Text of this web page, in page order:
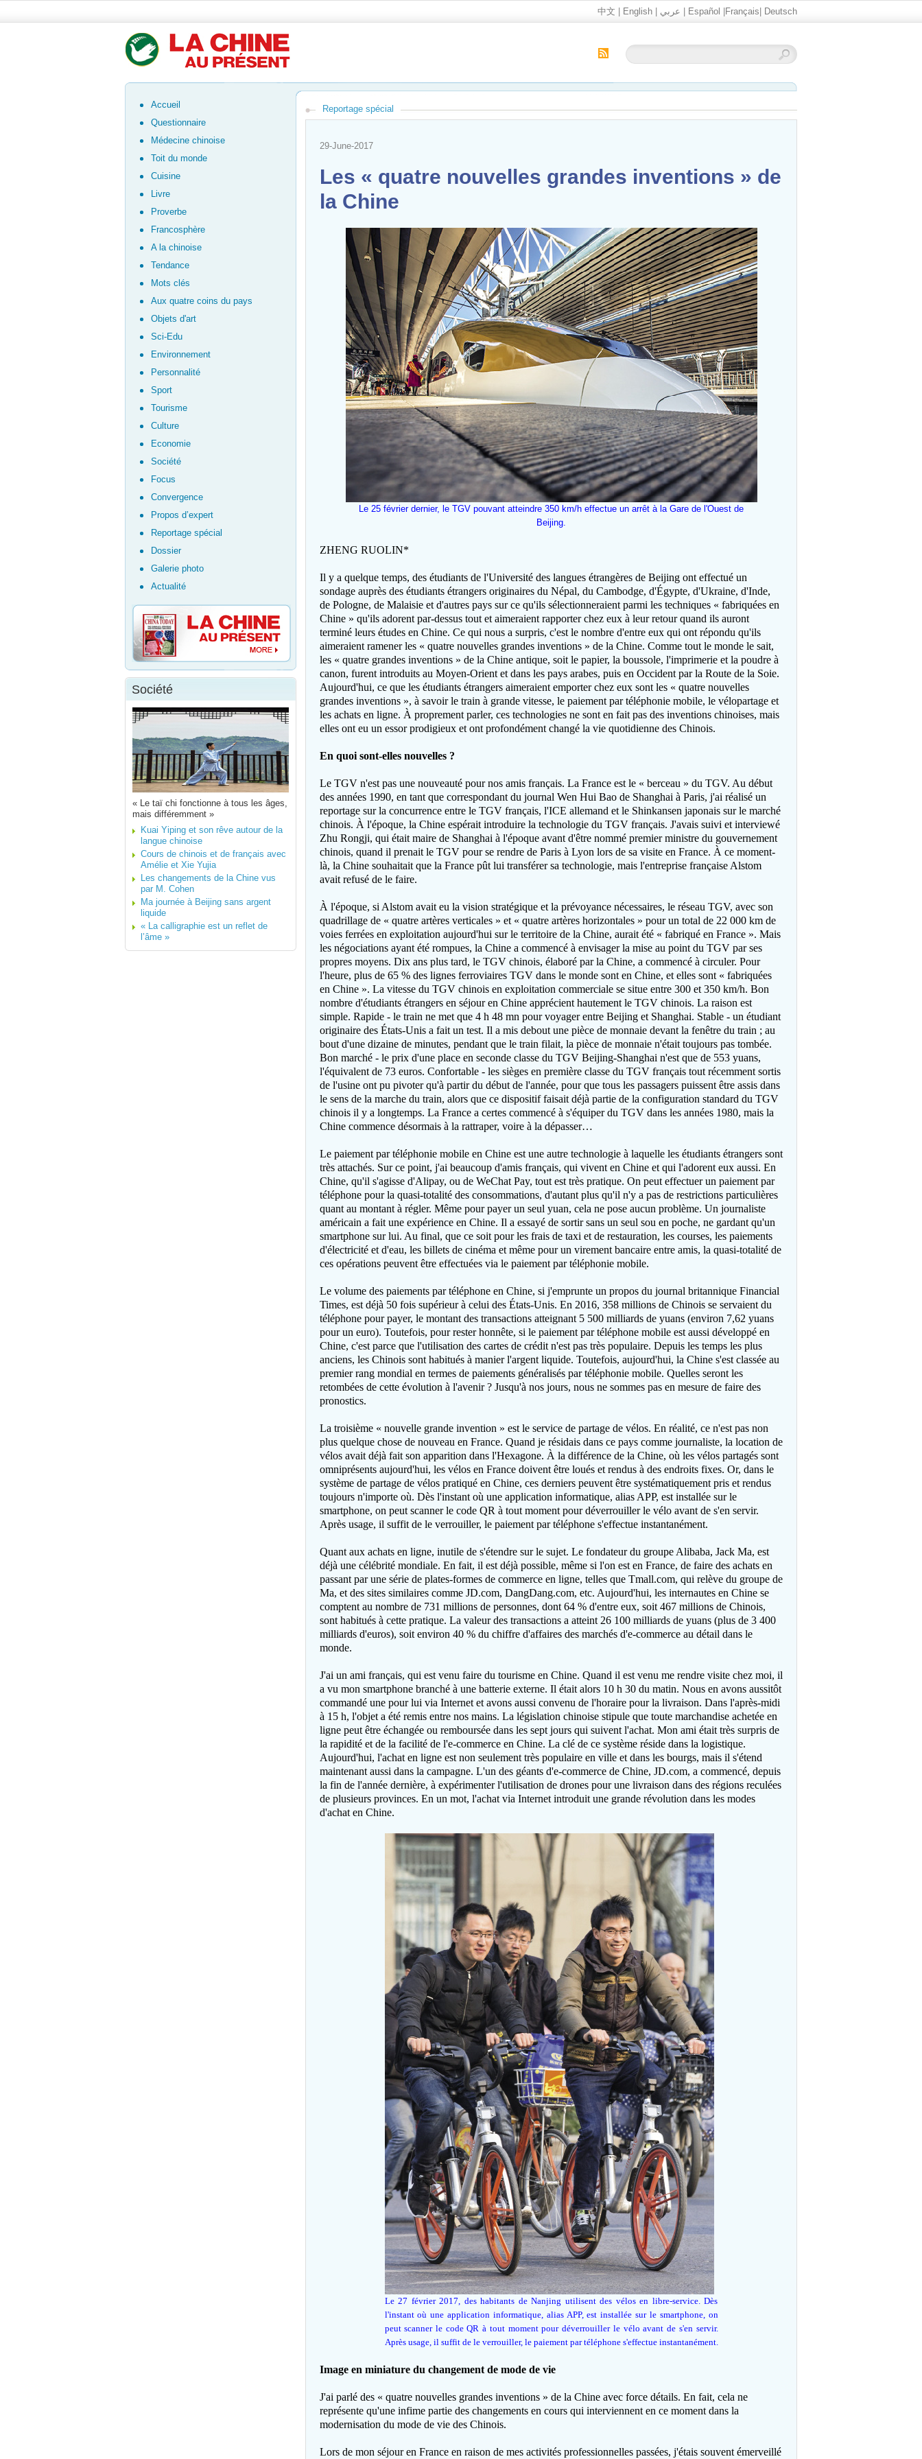
中文 English عربي Español Français Deutsch
Accueil
Questionnaire
Médecine chinoise
Toit du monde
Cuisine
Livre
Proverbe
Francosphère
A la chinoise
Tendance
Mots clés
Aux quatre coins du pays
Objets d'art
Sci-Edu
Environnement
Personnalité
Sport
Tourisme
Culture
Economie
Société
Focus
Convergence
Propos d’expert
Reportage spécial
Dossier
Galerie photo
Actualité
Société
« Le taï chi fonctionne à tous les âges,
mais différemment »
Kuai Yiping et son rêve autour de la
langue chinoise
Cours de chinois et de français avec
Amélie et Xie Yujia
Les changements de la Chine vus
par M. Cohen
Ma journée à Beijing sans argent
liquide
« La calligraphie est un reflet de
l’âme »
Reportage spécial
29-June-2017
Les « quatre nouvelles grandes inventions » de
la Chine
Le 25 février dernier, le TGV pouvant atteindre 350 km/h effectue un arrêt à la Gare de l'Ouest de
Beijing.
ZHENG RUOLIN*
Il y a quelque temps, des étudiants de l'Université des langues étrangères de Beijing ont effectué un
sondage auprès des étudiants étrangers originaires du Népal, du Cambodge, d'Égypte, d'Ukraine, d'Inde,
de Pologne, de Malaisie et d'autres pays sur ce qu'ils sélectionneraient parmi les techniques « fabriquées en
Chine » qu'ils adorent par-dessus tout et aimeraient rapporter chez eux à leur retour quand ils auront
terminé leurs études en Chine. Ce qui nous a surpris, c'est le nombre d'entre eux qui ont répondu qu'ils
aimeraient ramener les « quatre nouvelles grandes inventions » de la Chine. Comme tout le monde le sait,
les « quatre grandes inventions » de la Chine antique, soit le papier, la boussole, l'imprimerie et la poudre à
canon, furent introduits au Moyen-Orient et dans les pays arabes, puis en Occident par la Route de la Soie.
Aujourd'hui, ce que les étudiants étrangers aimeraient emporter chez eux sont les « quatre nouvelles
grandes inventions », à savoir le train à grande vitesse, le paiement par téléphonie mobile, le vélopartage et
les achats en ligne. À proprement parler, ces technologies ne sont en fait pas des inventions chinoises, mais
elles ont eu un essor prodigieux et ont profondément changé la vie quotidienne des Chinois.
En quoi sont-elles nouvelles ?
Le TGV n'est pas une nouveauté pour nos amis français. La France est le « berceau » du TGV. Au début
des années 1990, en tant que correspondant du journal Wen Hui Bao de Shanghai à Paris, j'ai réalisé un
reportage sur la concurrence entre le TGV français, l'ICE allemand et le Shinkansen japonais sur le marché
chinois. À l'époque, la Chine espérait introduire la technologie du TGV français. J'avais suivi et interviewé
Zhu Rongji, qui était maire de Shanghai à l'époque avant d'être nommé premier ministre du gouvernement
chinois, quand il prenait le TGV pour se rendre de Paris à Lyon lors de sa visite en France. À ce moment-
là, la Chine souhaitait que la France pût lui transférer sa technologie, mais l'entreprise française Alstom
avait refusé de le faire.
À l'époque, si Alstom avait eu la vision stratégique et la prévoyance nécessaires, le réseau TGV, avec son
quadrillage de « quatre artères verticales » et « quatre artères horizontales » pour un total de 22 000 km de
voies ferrées en exploitation aujourd'hui sur le territoire de la Chine, aurait été « fabriqué en France ». Mais
les négociations ayant été rompues, la Chine a commencé à envisager la mise au point du TGV par ses
propres moyens. Dix ans plus tard, le TGV chinois, élaboré par la Chine, a commencé à circuler. Pour
l'heure, plus de 65 % des lignes ferroviaires TGV dans le monde sont en Chine, et elles sont « fabriquées
en Chine ». La vitesse du TGV chinois en exploitation commerciale se situe entre 300 et 350 km/h. Bon
nombre d'étudiants étrangers en séjour en Chine apprécient hautement le TGV chinois. La raison est
simple. Rapide - le train ne met que 4 h 48 mn pour voyager entre Beijing et Shanghai. Stable - un étudiant
originaire des États-Unis a fait un test. Il a mis debout une pièce de monnaie devant la fenêtre du train ; au
bout d'une dizaine de minutes, pendant que le train filait, la pièce de monnaie n'était toujours pas tombée.
Bon marché - le prix d'une place en seconde classe du TGV Beijing-Shanghai n'est que de 553 yuans,
l'équivalent de 73 euros. Confortable - les sièges en première classe du TGV français tout récemment sortis
de l'usine ont pu pivoter qu'à partir du début de l'année, pour que tous les passagers puissent être assis dans
le sens de la marche du train, alors que ce dispositif faisait déjà partie de la configuration standard du TGV
chinois il y a longtemps. La France a certes commencé à s'équiper du TGV dans les années 1980, mais la
Chine commence désormais à la rattraper, voire à la dépasser…
Le paiement par téléphonie mobile en Chine est une autre technologie à laquelle les étudiants étrangers sont
très attachés. Sur ce point, j'ai beaucoup d'amis français, qui vivent en Chine et qui l'adorent eux aussi. En
Chine, qu'il s'agisse d'Alipay, ou de WeChat Pay, tout est très pratique. On peut effectuer un paiement par
téléphone pour la quasi-totalité des consommations, d'autant plus qu'il n'y a pas de restrictions particulières
quant au montant à régler. Même pour payer un seul yuan, cela ne pose aucun problème. Un journaliste
américain a fait une expérience en Chine. Il a essayé de sortir sans un seul sou en poche, ne gardant qu'un
smartphone sur lui. Au final, que ce soit pour les frais de taxi et de restauration, les courses, les paiements
d'électricité et d'eau, les billets de cinéma et même pour un virement bancaire entre amis, la quasi-totalité de
ces opérations peuvent être effectuées via le paiement par téléphonie mobile.
Le volume des paiements par téléphone en Chine, si j'emprunte un propos du journal britannique Financial
Times, est déjà 50 fois supérieur à celui des États-Unis. En 2016, 358 millions de Chinois se servaient du
téléphone pour payer, le montant des transactions atteignant 5 500 milliards de yuans (environ 7,62 yuans
pour un euro). Toutefois, pour rester honnête, si le paiement par téléphone mobile est aussi développé en
Chine, c'est parce que l'utilisation des cartes de crédit n'est pas très populaire. Depuis les temps les plus
anciens, les Chinois sont habitués à manier l'argent liquide. Toutefois, aujourd'hui, la Chine s'est classée au
premier rang mondial en termes de paiements généralisés par téléphonie mobile. Quelles seront les
retombées de cette évolution à l'avenir ? Jusqu'à nos jours, nous ne sommes pas en mesure de faire des
pronostics.
La troisième « nouvelle grande invention » est le service de partage de vélos. En réalité, ce n'est pas non
plus quelque chose de nouveau en France. Quand je résidais dans ce pays comme journaliste, la location de
vélos avait déjà fait son apparition dans l'Hexagone. À la différence de la Chine, où les vélos partagés sont
omniprésents aujourd'hui, les vélos en France doivent être loués et rendus à des endroits fixes. Or, dans le
système de partage de vélos pratiqué en Chine, ces derniers peuvent être systématiquement pris et rendus
toujours n'importe où. Dès l'instant où une application informatique, alias APP, est installée sur le
smartphone, on peut scanner le code QR à tout moment pour déverrouiller le vélo avant de s'en servir.
Après usage, il suffit de le verrouiller, le paiement par téléphone s'effectue instantanément.
Quant aux achats en ligne, inutile de s'étendre sur le sujet. Le fondateur du groupe Alibaba, Jack Ma, est
déjà une célébrité mondiale. En fait, il est déjà possible, même si l'on est en France, de faire des achats en
passant par une série de plates-formes de commerce en ligne, telles que Tmall.com, qui relève du groupe de
Ma, et des sites similaires comme JD.com, DangDang.com, etc. Aujourd'hui, les internautes en Chine se
comptent au nombre de 731 millions de personnes, dont 64 % d'entre eux, soit 467 millions de Chinois,
sont habitués à cette pratique. La valeur des transactions a atteint 26 100 milliards de yuans (plus de 3 400
milliards d'euros), soit environ 40 % du chiffre d'affaires des marchés d'e-commerce au détail dans le
monde.
J'ai un ami français, qui est venu faire du tourisme en Chine. Quand il est venu me rendre visite chez moi, il
a vu mon smartphone branché à une batterie externe. Il était alors 10 h 30 du matin. Nous en avons aussitôt
commandé une pour lui via Internet et avons aussi convenu de l'horaire pour la livraison. Dans l'après-midi
à 15 h, l'objet a été remis entre nos mains. La législation chinoise stipule que toute marchandise achetée en
ligne peut être échangée ou remboursée dans les sept jours qui suivent l'achat. Mon ami était très surpris de
la rapidité et de la facilité de l'e-commerce en Chine. La clé de ce système réside dans la logistique.
Aujourd'hui, l'achat en ligne est non seulement très populaire en ville et dans les bourgs, mais il s'étend
maintenant aussi dans la campagne. L'un des géants d'e-commerce de Chine, JD.com, a commencé, depuis
la fin de l'année dernière, à expérimenter l'utilisation de drones pour une livraison dans des régions reculées
de plusieurs provinces. En un mot, l'achat via Internet introduit une grande révolution dans les modes
d'achat en Chine.
Le 27 février 2017, des habitants de Nanjing utilisent des vélos en libre-service. Dès
l'instant où une application informatique, alias APP, est installée sur le smartphone, on
peut scanner le code QR à tout moment pour déverrouiller le vélo avant de s'en servir.
Après usage, il suffit de le verrouiller, le paiement par téléphone s'effectue instantanément.
Image en miniature du changement de mode de vie
J'ai parlé des « quatre nouvelles grandes inventions » de la Chine avec force détails. En fait, cela ne
représente qu'une infime partie des changements en cours qui interviennent en ce moment dans la
modernisation du mode de vie des Chinois.
Lors de mon séjour en France en raison de mes activités professionnelles passées, j'étais souvent émerveillé